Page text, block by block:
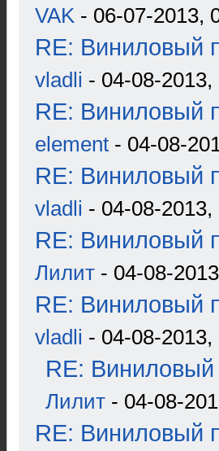
VAK - 06-07-2013,
RE: Виниловый
vladli - 04-08-2013,
RE: Виниловый
element - 04-08-
RE: Виниловый
vladli - 04-08-2013,
RE: Виниловый
Лилит - 04-08-
RE: Виниловый
vladli - 04-08-2013,
RE: Виниловый
Лилит - 04-08-
RE: Виниловый